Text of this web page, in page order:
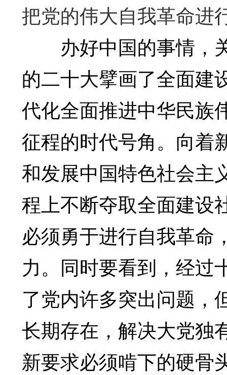
把党的伟大自我革命进
办好中国的事情，
的二十大擘画了全面建
代化全面推进中华民族
征程的时代号角。向着
和发展中国特色社会主
程上不断夺取全面建设
必须勇于进行自我革命
力。同时要看到，经过
了党内许多突出问题，
长期存在，解决大党独
新要求必须啃下的硬骨